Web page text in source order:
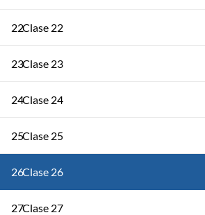
22Clase 22
23Clase 23
24Clase 24
25Clase 25
26Clase 26
27Clase 27